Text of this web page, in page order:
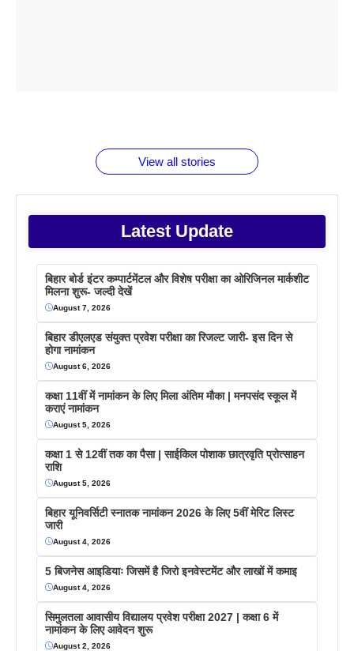
View all stories
Latest Update
बिहार बोर्ड इंटर कम्पार्टमेंटल और विशेष परीक्षा का ओरिजिनल मार्कशीट
मिलना शुरू- जल्दी देखें
August 7, 2026
बिहार डीएलएड संयुक्त प्रवेश परीक्षा का रिजल्ट जारी- इस दिन से
होगा नामांकन
August 6, 2026
कक्षा 11वीं में नामांकन के लिए मिला अंतिम मौका | मनपसंद स्कूल में
कराएं नामांकन
August 5, 2026
कक्षा 1 से 12वीं तक का पैसा | साईकिल पोशाक छात्रवृति प्रोत्साहन
राशि
August 5, 2026
बिहार यूनिवर्सिटी स्नातक नामांकन 2026 के लिए 5वीं मेरिट लिस्ट
जारी
August 4, 2026
5 बिजनेस आइडियाः जिसमें है जिरो इनवेस्टमेंट और लाखों में कमाइ
August 4, 2026
सिमुलतला आवासीय विद्यालय प्रवेश परीक्षा 2027 | कक्षा 6 में
नामांकन के लिए आवेदन शुरू
August 2, 2026